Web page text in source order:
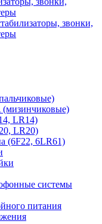
звонки,
(мизинчиковые)
LR14)
LR20)
(6F22, 6LR61)
системы
питания